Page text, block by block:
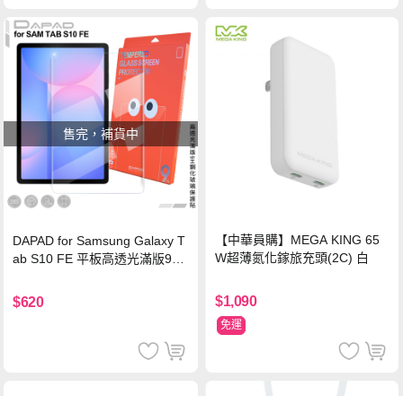
售完，補貨中
DAPAD for Samsung Galaxy T
ab S10 FE 平板高透光滿版9H
$620
【中華員購】MEGA KING 65
W超薄氮化鎵旅充頭(2C) 白
$1,090
免運